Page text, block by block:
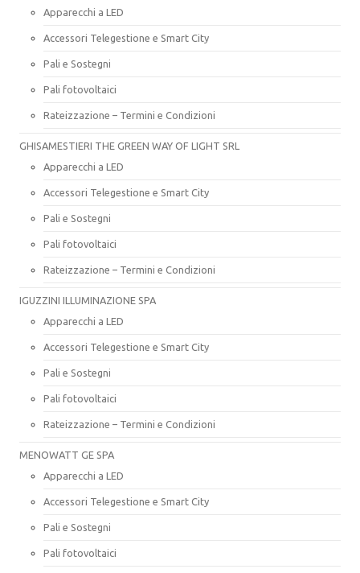
Apparecchi a LED
Accessori Telegestione e Smart City
Pali e Sostegni
Pali fotovoltaici
Rateizzazione – Termini e Condizioni
GHISAMESTIERI THE GREEN WAY OF LIGHT SRL
Apparecchi a LED
Accessori Telegestione e Smart City
Pali e Sostegni
Pali fotovoltaici
Rateizzazione – Termini e Condizioni
IGUZZINI ILLUMINAZIONE SPA
Apparecchi a LED
Accessori Telegestione e Smart City
Pali e Sostegni
Pali fotovoltaici
Rateizzazione – Termini e Condizioni
MENOWATT GE SPA
Apparecchi a LED
Accessori Telegestione e Smart City
Pali e Sostegni
Pali fotovoltaici